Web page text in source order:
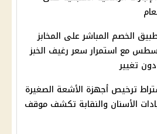
الخصم المباشر على المخابز
مع استمرار سعر رغيف الخبز
تغيير
ترخيص أجهزة الأشعة الصغيرة
الأسنان والنقابة تكشف موقف